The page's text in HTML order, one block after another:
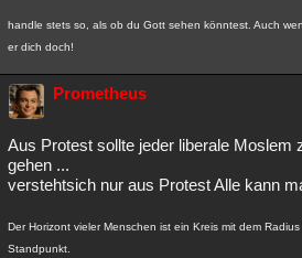
handle stets so, als ob du Gott sehen könntest. Auch
er dich doch!
Prometheus
Aus Protest sollte jeder liberale Moslem
gehen ...
verstehtsich nur aus Protest Alle kann
Der Horizont vieler Menschen ist ein Kreis mit dem
Standpunkt.